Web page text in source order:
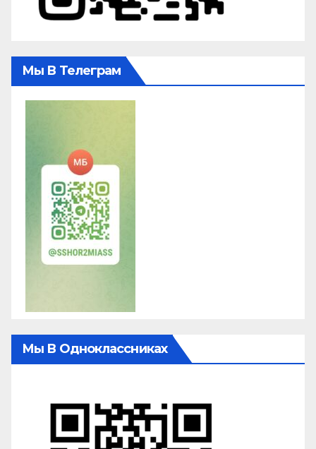
Мы В Телеграм
Мы В Одноклассниках